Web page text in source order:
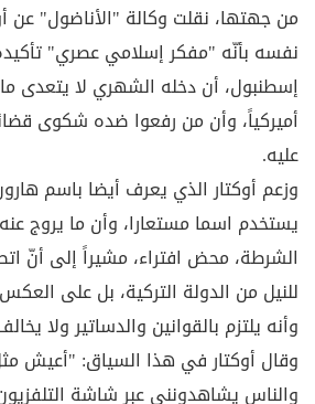
من جهتها، نقلت وكالة "الأناضول" عن
نفسه بأنّه "مفكر إسلامي عصري"
أميركياً، وأن من رفعوا ضده شكوى
عليه.
وزعم أوكتار الذي يعرف أيضا باسم
يستخدم اسما مستعارا، وأن ما يروج
الشرطة، محض افتراء، مشيراً إلى أنّ
للنيل من الدولة التركية، بل على
وأنه يلتزم بالقوانين والدساتير ولا
وقال أوكتار في هذا السياق: "أعيش
والناس يشاهدونني عبر شاشة